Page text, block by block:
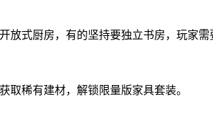
放式厨房，有的坚持要独立书房，玩家需
取稀有建材，解锁限量版家具套装。